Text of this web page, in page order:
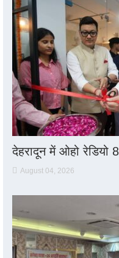
देहरादून में ओहो
August 04, 2026